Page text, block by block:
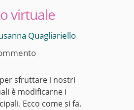
virtuale
Quagliariello
sfruttare i nostri
è modificarne i
Ecco come si fa.